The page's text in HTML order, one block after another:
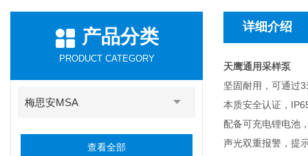
产品分类
PRODUCT CATEGORY
梅思安MSA
查看全部
详细介绍
天鹰通用采样泵
坚固耐用，可通过
本质安全认证，
配备可充电锂电池
声光双重报警，提